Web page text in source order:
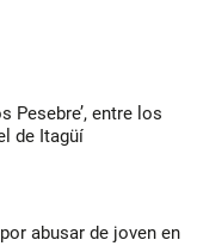
Pesebre’, entre los
de Itagüí
abusar de joven en